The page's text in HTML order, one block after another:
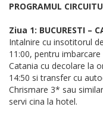
PROGRAMUL
Ziua 1: BUCURESTI –
Intalnire cu insotitorul
11:00, pentru
Catania cu decolare la
14:50 si transfer cu
Chrismare 3* sau
servi cina la hotel.